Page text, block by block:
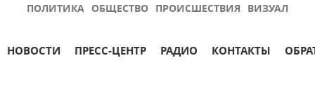
ПОЛИТИКА ОБЩЕСТВО ПРОИСШЕСТВИЯ ВИЗУАЛ
НОВОСТИ ПРЕСС-ЦЕНТР РАДИО КОНТАКТЫ